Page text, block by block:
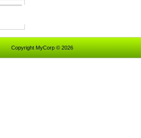
Copyright MyCorp © 2026